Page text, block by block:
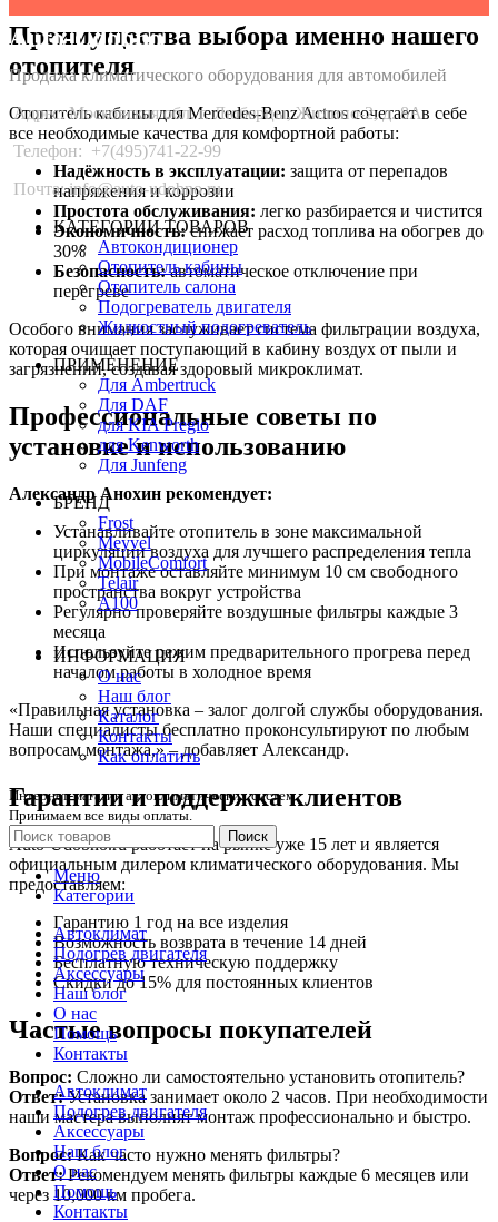
Преимущества выбора именно нашего
отопителя
Отопитель кабины для Mercedes-Benz Actros сочетает в себе
все необходимые качества для комфортной работы:
Надёжность в эксплуатации: защита от перепадов
напряжения и коррозии
Простота обслуживания: легко разбирается и чистится
Экономичность:снижает расход топлива на обогрев до
30%
Безопасность:автоматическое отключение при
перегреве
Особого внимания заслуживает система фильтрации воздуха,
которая очищает поступающий в кабину воздух от пыли и
загрязнений, создавая здоровый микроклимат.
Профессиональные советы по
установке и использованию
Александр Анохин рекомендует:
Устанавливайте отопитель в зоне максимальной
циркуляции воздуха для лучшего распределения тепла
При монтаже оставляйте минимум 10 см свободного
пространства вокруг устройства
Регулярно проверяйте воздушные фильтры каждые 3
месяца
Используйте режим предварительного прогрева перед
началом работы в холодное время
«Правильная установка – залог долгой службы оборудования.
Наши специалисты бесплатно проконсультируют по любым
вопросам монтажа,» – добавляет Александр.
Гарантии и поддержка клиентов
Auto-Udobno.ru работает на рынке уже 15 лет и является
официальным дилером климатического оборудования. Мы
предоставляем:
Гарантию 1 год на все изделия
Возможность возврата в течение 14 дней
Бесплатную техническую поддержку
Скидки до 15% для постоянных клиентов
Частые вопросы покупателей
Вопрос: Сложно ли самостоятельно установить отопитель?
Ответ:Установка занимает около 2 часов. При необходимости
наши мастера выполнят монтаж профессионально и быстро.
Вопрос:Как часто нужно менять фильтры?
Ответ:Рекомендуем менять фильтры каждые 6 месяцев или
через 10,000 км пробега.
Auto-Udobno
Продажа климатического оборудования для автомобилей
Адрес: Московская обл. г. Люберцы, Жилино-2, д. 8A
Телефон: +7(495)741-22-99
Почта: info@auto-udobno.ru
КАТЕГОРИИ ТОВАРОВ
Автокондиционер
Отопитель кабины
Отопитель салона
Подогреватель двигателя
Жидкостный подогреватель
ПРИМЕНЕНИЕ
Для Ambertruck
Для DAF
для KIA Pregio
для Kenworth
Для Junfeng
БРЕНД
Frost
Meyvel
MobileComfort
Telair
А100
ИНФОРМАЦИЯ
О нас
Наш блог
Каталог
Контакты
Как оплатить
Интернет-магазин автоклиматических систем.
Принимаем все виды оплаты.
Поиск
Меню
Категории
Автоклимат
Подогрев двигателя
Аксессуары
Наш блог
О нас
Помощь
Контакты
Автоклимат
Подогрев двигателя
Аксессуары
Наш блог
О нас
Помощь
Контакты